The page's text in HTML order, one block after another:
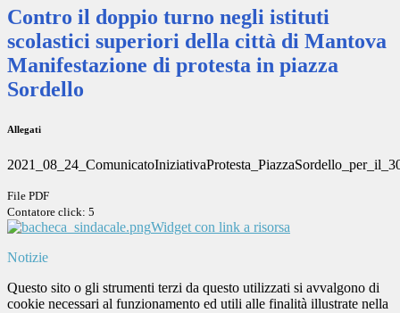
Contro il doppio turno negli istituti
scolastici superiori della città di Mantova
Manifestazione di protesta in piazza
Sordello
Allegati
File PDF
Contatore click: 5
Widget con link a risorsa
Notizie
Questo sito o gli strumenti terzi da questo utilizzati si avvalgono di
cookie necessari al funzionamento ed utili alle finalità illustrate nella